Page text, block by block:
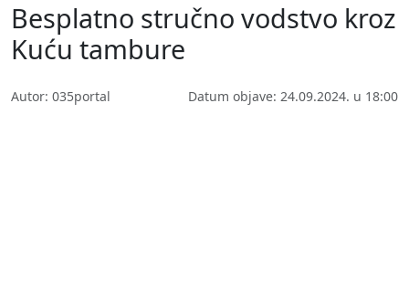
Besplatno stručno vodstvo kroz
Kuću tambure
Autor: 035portal Datum objave: 24.09.2024. u 18:00